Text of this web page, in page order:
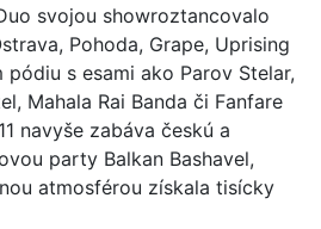
svojou showroztancovalo
Pohoda, Grape, Uprising
pódiu s esami ako Parov Stelar,
Mahala Rai Banda či Fanfare
navyše zabáva českú a
party Balkan Bashavel,
atmosférou získala tisícky